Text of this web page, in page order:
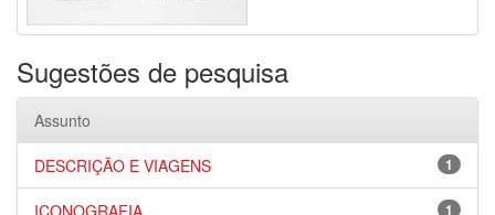
Sugestões de pesquisa
Assunto
1
DESCRIÇÃO E VIAGENS
1
ICONOGRAFIA